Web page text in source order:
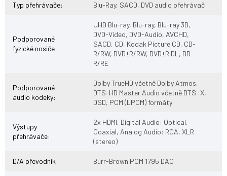
Typ přehrávače: Blu-Ray, SACD, DVD audio přehrávač
Podporované
fyzické nosiče:
UHD Blu-ray, Blu-ray, Blu-ray 3D,
DVD-Video, DVD-Audio, AVCHD,
SACD, CD, Kodak Picture CD, CD-
R/RW, DVD±R/RW, DVD±R DL, BD-
R/RE
Podporované
audio kodeky:
Dolby TrueHD včetně Dolby Atmos,
DTS-HD Master Audio včetně DTS :X,
DSD, PCM (LPCM) formáty
Výstupy
přehrávače:
2x HDMI, Digital Audio: Optical,
Coaxial, Analog Audio: RCA, XLR
(stereo)
D/A převodník: Burr-Brown PCM 1795 DAC